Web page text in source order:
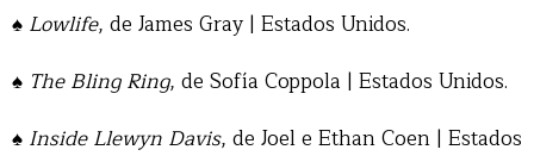
♠ Lowlife, de James Gray | Estados Unidos.
♠ The Bling Ring, de Sofía Coppola | Estados Unidos.
♠ Inside Llewyn Davis, de Joel e Ethan Coen | Estados